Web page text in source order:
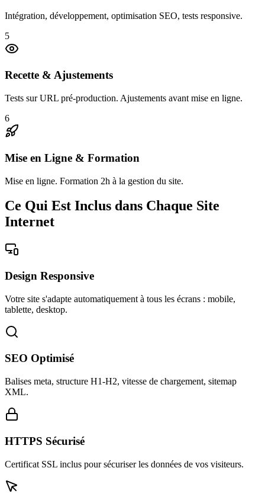
Intégration, développement, optimisation SEO, tests responsive.
5
Recette & Ajustements
Tests sur URL pré-production. Ajustements avant mise en ligne.
6
Mise en Ligne & Formation
Mise en ligne. Formation 2h à la gestion du site.
Ce Qui Est Inclus dans Chaque Site
Internet
Design Responsive
Votre site s'adapte automatiquement à tous les écrans : mobile,
tablette, desktop.
SEO Optimisé
Balises meta, structure H1-H2, vitesse de chargement, sitemap
XML.
HTTPS Sécurisé
Certificat SSL inclus pour sécuriser les données de vos visiteurs.